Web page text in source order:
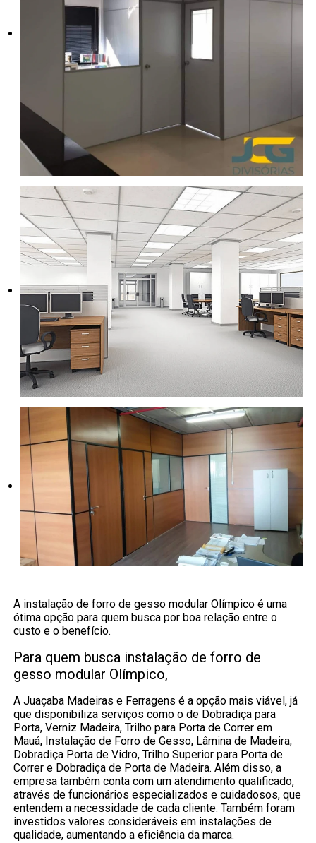
A instalação de forro de gesso modular Olímpico é uma
ótima opção para quem busca por boa relação entre o
custo e o benefício.
Para quem busca instalação de forro de
gesso modular Olímpico,
A Juaçaba Madeiras e Ferragens é a opção mais viável, já
que disponibiliza serviços como o de Dobradiça para
Porta, Verniz Madeira, Trilho para Porta de Correr em
Mauá, Instalação de Forro de Gesso, Lâmina de Madeira,
Dobradiça Porta de Vidro, Trilho Superior para Porta de
Correr e Dobradiça de Porta de Madeira. Além disso, a
empresa também conta com um atendimento qualificado,
através de funcionários especializados e cuidadosos, que
entendem a necessidade de cada cliente. Também foram
investidos valores consideráveis em instalações de
qualidade, aumentando a eficiência da marca.